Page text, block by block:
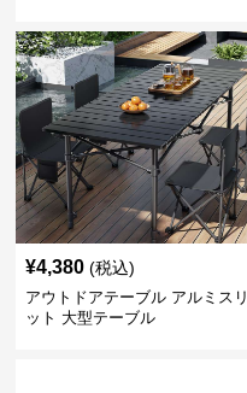
¥4,380 (税込)
アウトドアテーブル アルミスリ
ット 大型テーブル